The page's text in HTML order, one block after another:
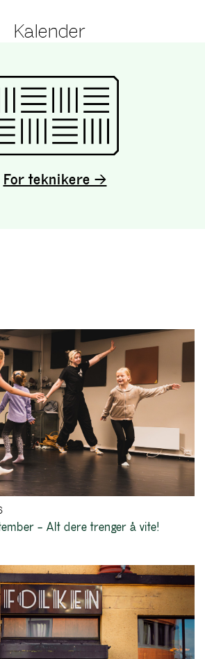
Kalender
For teknikere →
– Alt dere trenger å vite!